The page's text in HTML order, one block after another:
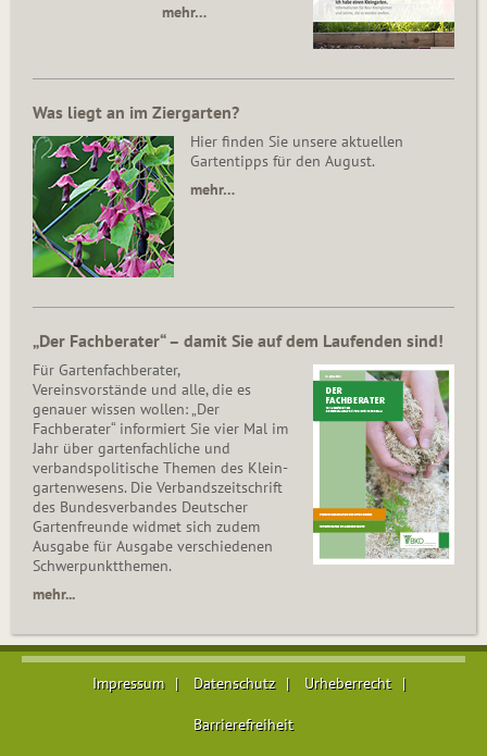
mehr…
Was liegt an im Ziergarten?
Hier finden Sie unsere aktuellen
Gartentipps für den August.
mehr…
„Der Fachberater“ – damit Sie auf dem Laufenden sind!
Für Gartenfachberater,
Vereinsvorstände und alle, die es
genauer wissen wollen: „Der
Fachberater“ informiert Sie vier Mal im
Jahr über gartenfachliche und
verbandspolitische Themen des Klein­
gar­ten­wesens. Die Ver­bands­zeit­schrift
des Bun­des­ver­ban­des Deutscher
Gartenfreunde widmet sich zudem
Ausgabe für Ausgabe verschiedenen
Schwer­punkt­the­men.
mehr...
Impressum Datenschutz Urheberrecht
Barrierefreiheit